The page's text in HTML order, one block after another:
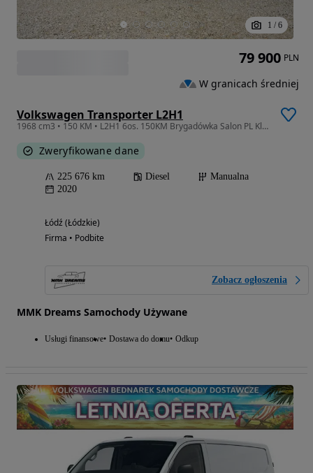
1 / 6
Volkswagen Transporter L2H1
1968 cm3 • 150 KM • L2H1 6os. 150KM Brygadówka Salon PL Klapa tył Serwis ASOFV23%
Zweryfikowane dane
225 676 km Diesel
Manualna
2020
Łódź (Łódzkie)
Firma • Podbite
Zobacz ogłoszenia
MMK Dreams Samochody Używane
Usługi finansowe Dostawa do domu Odkup
79 900 PLN
W granicach średniej